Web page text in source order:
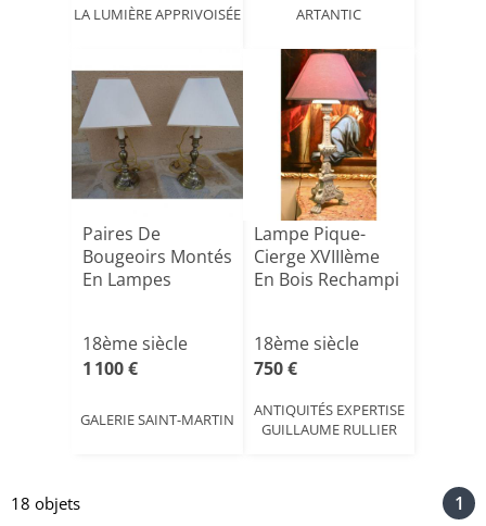
LA LUMIÈRE APPRIVOISÉE ARTANTIC
Paires De
Bougeoirs Montés
En Lampes
18ème siècle
1 100 €
GALERIE SAINT-MARTIN
Lampe Pique-
Cierge XVIIIème
En Bois Rechampi
18ème siècle
750 €
ANTIQUITÉS EXPERTISE
GUILLAUME RULLIER
18 objets 1